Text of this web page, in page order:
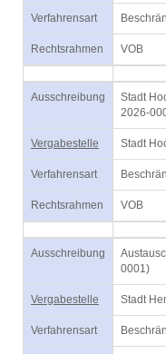
Verfahrensart
Rechtsrahmen VOB
Ausschreibung
Stadt
2026-
Vergabestelle Stadt
Verfahrensart
Rechtsrahmen VOB
Ausschreibung
0001)
Vergabestelle Stadt
Verfahrensart